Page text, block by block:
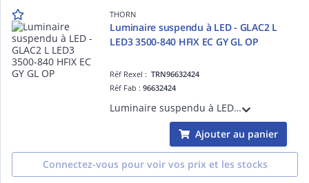
THORN
Luminaire suspendu à LED - GLAC2 L
LED3 3500-840 HFIX EC GY GL OP
Réf Rexel :TRN96632424
Réf Fab :96632424
Luminaire suspendu à LED - GLAC2 L LED3 3500-840 HFIX EC GY GL OP - Câble pour raccordement de luminaires ¿ 2.5 m ¿ 27W ¿ 4000K ¿ IP20 ¿ version DALI
Ajouter au panier
Connectez-vous pour voir vos prix et les stocks